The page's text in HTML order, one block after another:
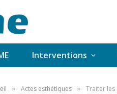
Interventions
» Actes esthétiques » Traiter